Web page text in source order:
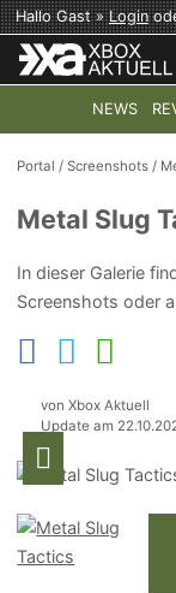
Hallo Gast »Login
NEWS
TOP-THEMEN:
Portal /Screenshots /
Metal Slug
In dieser Galerie
Screenshots oder
von Xbox Aktuell
Update am